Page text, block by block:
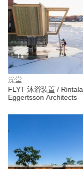
澡堂
FLYT 沐浴装置 / Rintala
Eggertsson Architects